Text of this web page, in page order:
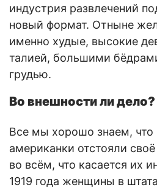
индустрия развлечений
новый формат. Отныне
именно худые, высокие
талией, большими
грудью.
Во внешности ли дело?
Все мы хорошо знаем, что
американки отстояли
во всём, что касается их
1919 года женщины в